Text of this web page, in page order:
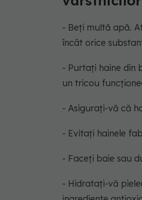
- Beți multă apă.
încât orice
- Purtați haine din
un tricou
- Asigurați-vă că
- Evitați hainele
- Faceți baie sau
- Hidratați-vă